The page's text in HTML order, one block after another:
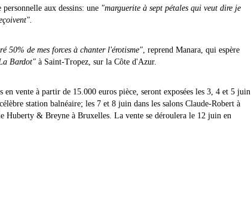
aux dessins: une "marguerite à sept pétales qui veut dire je
50% de mes forces à chanter l'érotisme", reprend Manara, qui espère
Bardot" à Saint-Tropez, sur la Côte d'Azur.
en vente à partir de 15.000 euros pièce, seront exposées les 3, 4 et 5 juin
station balnéaire; les 7 et 8 juin dans les salons Claude-Robert à
Huberty & Breyne à Bruxelles. La vente se déroulera le 12 juin en